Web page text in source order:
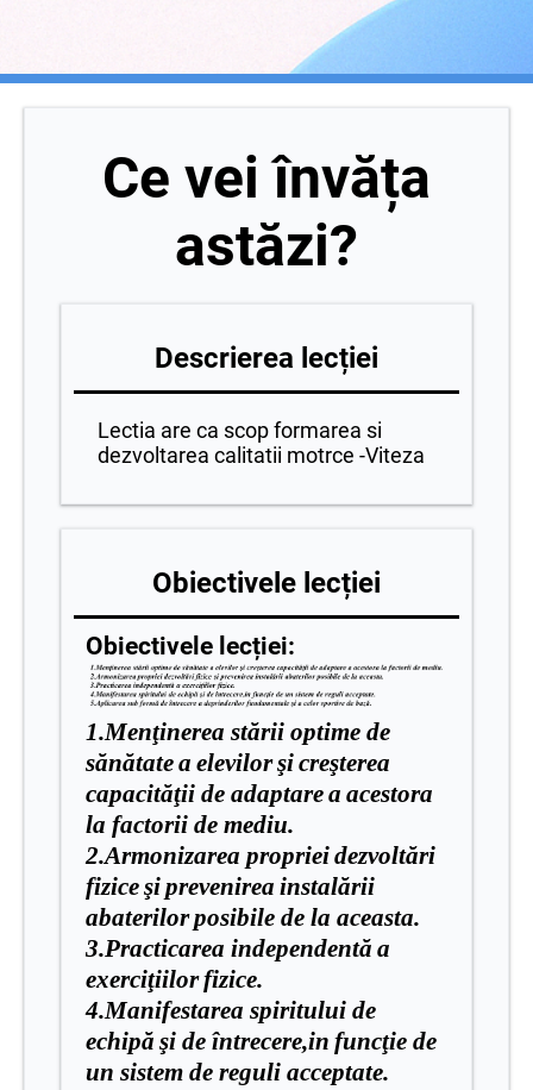
Ce vei învăța
astăzi?
Descrierea lecției
Lectia are ca scop formarea si
dezvoltarea calitatii motrce -Viteza
Obiectivele lecției
Obiectivele lecției:
1.Menţinerea stării optime de
sănătatea elevilorşicreşterea
capacităţii de adaptarea acestora
la factorii de mediu.
2.Armonizarea proprieidezvoltări
fiziceşiprevenirea instalării
abaterilorposibile de la aceasta.
3.Practicarea independentă a
exerciţiilorfizice.
4.Manifestarea spiritului de
echipă şi de întrecere,in funcţie de
un sistem de reguli acceptate.